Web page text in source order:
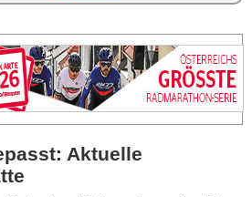
Aktuelle